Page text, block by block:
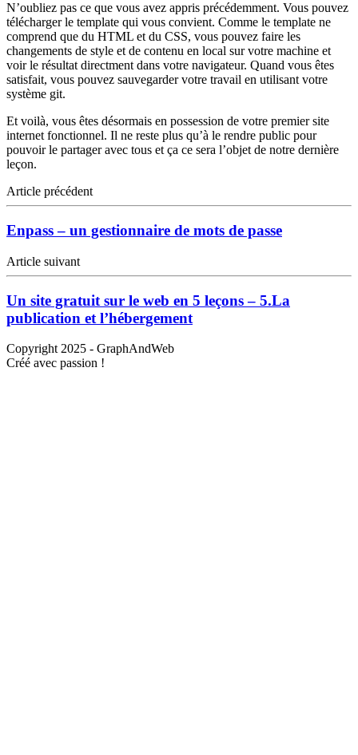
N’oubliez pas ce que vous avez appris précédemment. Vous pouvez
télécharger le template qui vous convient. Comme le template ne
comprend que du HTML et du CSS, vous pouvez faire les
changements de style et de contenu en local sur votre machine et
voir le résultat directment dans votre navigateur. Quand vous êtes
satisfait, vous pouvez sauvegarder votre travail en utilisant votre
système git.
Et voilà, vous êtes désormais en possession de votre premier site
internet fonctionnel. Il ne reste plus qu’à le rendre public pour
pouvoir le partager avec tous et ça ce sera l’objet de notre dernière
leçon.
Article précédent
Enpass – un gestionnaire de mots de passe
Article suivant
Un site gratuit sur le web en 5 leçons – 5.La
publication et l’hébergement
Copyright 2025 - GraphAndWeb
Créé avec passion !